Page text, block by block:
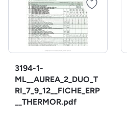
3194-1-
ML__AUREA_2_DUO_T
RI_7_9_12__FICHE_ERP
__THERMOR.pdf